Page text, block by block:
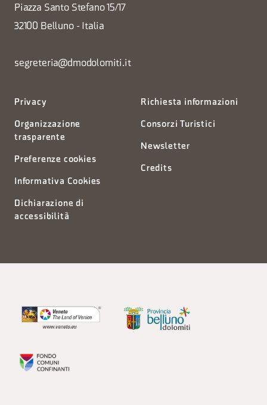
Piazza Santo Stefano 15/17
32100 Belluno - Italia
segreteria@dmodolomiti.it
Privacy
Organizzazione
trasparente
Preferenze cookies
Informativa Cookies
Dichiarazione di
accessibilità
Richiesta informazioni
Consorzi Turistici
Newsletter
Credits